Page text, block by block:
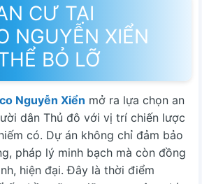
CƯ TẠI
NGUYỄN XIỂN
BỎ LỠ
Nguyễn Xiển mở ra lựa chọn an
dân Thủ đô với vị trí chiến lược
có. Dự án không chỉ đảm bảo
pháp lý minh bạch mà còn đồng
hiện đại. Đây là thời điểm